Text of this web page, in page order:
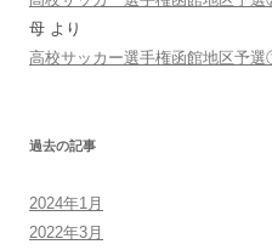
母 より
高校サッカー選手権函館地区予
過去の記事
2024年1月
2022年3月